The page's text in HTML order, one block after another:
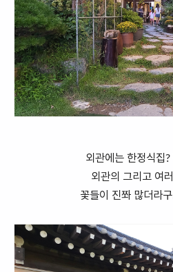
외관에는 한정식집?
외관의 그리고 여
꽃들이 진쫘 많더라